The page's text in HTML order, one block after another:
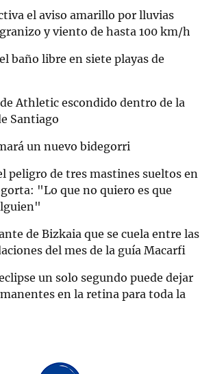
el aviso amarillo por lluvias
y viento de hasta 100 km/h
baño libre en siete playas de
Athletic escondido dentro de la
Santiago
un nuevo bidegorri
peligro de tres mastines sueltos en
"Lo que no quiero es que
de Bizkaia que se cuela entre las
del mes de la guía Macarfi
un solo segundo puede dejar
en la retina para toda la